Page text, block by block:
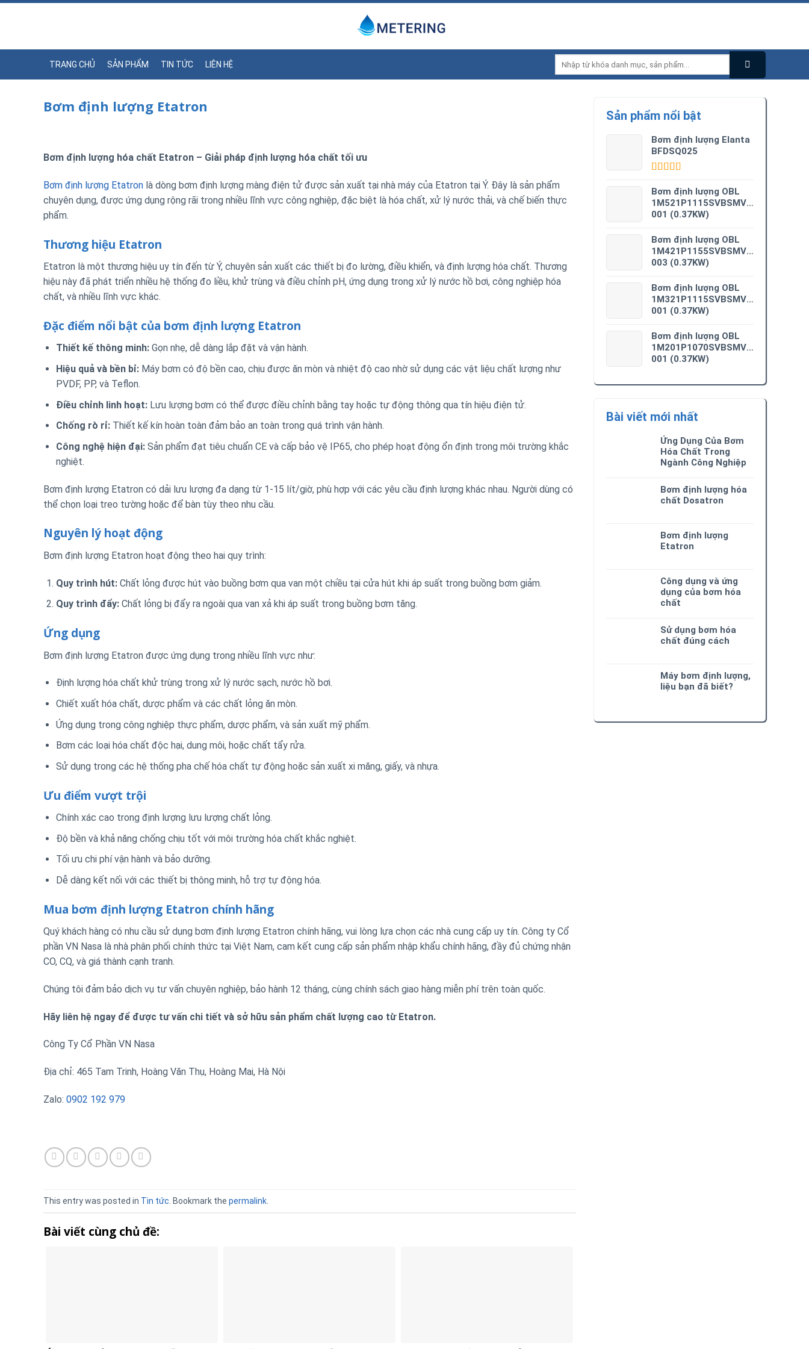
Skip
TRANG CHỦ SẢN PHẨM TIN TỨC LIÊN HỆ
kiếm:
Bơm định lượng Etatron
Bơm định lượng hóa chất Etatron – Giải pháp định lượng hóa chất tối ưu
Bơm định lượng Etatron là dòng bơm định lượng màng điện tử được sản xuất tại nhà máy của Etatron tại Ý. Đây là sản phẩm
chuyên dụng, được ứng dụng rộng rãi trong nhiều lĩnh vực công nghiệp, đặc biệt là hóa chất, xử lý nước thải, và chế biến thực
phẩm.
Thương hiệu Etatron
Etatron là một thương hiệu uy tín đến từ Ý, chuyên sản xuất các thiết bị đo lường, điều khiển, và định lượng hóa chất. Thương
hiệu này đã phát triển nhiều hệ thống đo liều, khử trùng và điều chỉnh pH, ứng dụng trong xử lý nước hồ bơi, công nghiệp hóa
chất, và nhiều lĩnh vực khác.
Đặc điểm nổi bật của bơm định lượng Etatron
Thiết kế thông minh:Gọn nhẹ, dễ dàng lắp đặt và vận hành.
Hiệu quả và bền bỉ:Máy bơm có độ bền cao, chịu được ăn mòn và nhiệt độ cao nhờ sử dụng các vật liệu chất lượng như
PVDF, PP, và Teflon.
Điều chỉnh linh hoạt:Lưu lượng bơm có thể được điều chỉnh bằng tay hoặc tự động thông qua tín hiệu điện tử.
Chống rò rỉ:Thiết kế kín hoàn toàn đảm bảo an toàn trong quá trình vận hành.
Công nghệ hiện đại:Sản phẩm đạt tiêu chuẩn CE và cấp bảo vệ IP65, cho phép hoạt động ổn định trong môi trường khắc
nghiệt.
Bơm định lượng Etatron có dải lưu lượng đa dạng từ 1-15 lít/giờ, phù hợp với các yêu cầu định lượng khác nhau. Người dùng có
thể chọn loại treo tường hoặc để bàn tùy theo nhu cầu.
Nguyên lý hoạt động
Bơm định lượng Etatron hoạt động theo hai quy trình:
Quy trình hút:Chất lỏng được hút vào buồng bơm qua van một chiều tại cửa hút khi áp suất trong buồng bơm giảm.
Quy trình đẩy:Chất lỏng bị đẩy ra ngoài qua van xả khi áp suất trong buồng bơm tăng.
Ứng dụng
Bơm định lượng Etatron được ứng dụng trong nhiều lĩnh vực như:
Định lượng hóa chất khử trùng trong xử lý nước sạch, nước hồ bơi.
Chiết xuất hóa chất, dược phẩm và các chất lỏng ăn mòn.
Ứng dụng trong công nghiệp thực phẩm, dược phẩm, và sản xuất mỹ phẩm.
Bơm các loại hóa chất độc hại, dung môi, hoặc chất tẩy rửa.
Sử dụng trong các hệ thống pha chế hóa chất tự động hoặc sản xuất xi măng, giấy, và nhựa.
Ưu điểm vượt trội
Chính xác cao trong định lượng lưu lượng chất lỏng.
Độ bền và khả năng chống chịu tốt với môi trường hóa chất khắc nghiệt.
Tối ưu chi phí vận hành và bảo dưỡng.
Dễ dàng kết nối với các thiết bị thông minh, hỗ trợ tự động hóa.
Mua bơm định lượng Etatron chính hãng
Quý khách hàng có nhu cầu sử dụng bơm định lượng Etatron chính hãng, vui lòng lựa chọn các nhà cung cấp uy tín. Công ty Cổ
phần VN Nasa là nhà phân phối chính thức tại Việt Nam, cam kết cung cấp sản phẩm nhập khẩu chính hãng, đầy đủ chứng nhận
CO, CQ, và giá thành cạnh tranh.
Chúng tôi đảm bảo dịch vụ tư vấn chuyên nghiệp, bảo hành 12 tháng, cùng chính sách giao hàng miễn phí trên toàn quốc.
Hãy liên hệ ngay để được tư vấn chi tiết và sở hữu sản phẩm chất lượng cao từ Etatron.
Công Ty Cổ Phần VN Nasa
Địa chỉ: 465 Tam Trinh, Hoàng Văn Thụ, Hoàng Mai, Hà Nội
Zalo: 0902 192 979
This entry was posted in Tin tức . Bookmark the permalink
Bài viết cùng chủ đề:
Sản phẩm nổi bật
Bơm định lượng Elanta
BFDSQ025
hạng 5.005
sao
Bơm định lượng OBL
1M521P1115SVBSMV0M3-
001 (0.37KW)
Bơm định lượng OBL
1M421P1155SVBSMV0M3-
003 (0.37KW)
Bơm định lượng OBL
1M321P1115SVBSMV0M3-
001 (0.37KW)
Bơm định lượng OBL
1M201P1070SVBSMV0M3-
001 (0.37KW)
Bài viết mới nhất
Ứng Dụng Của Bơm
Hóa Chất Trong
Ngành Công Nghiệp
Bơm định lượng hóa
chất Dosatron
Bơm định lượng
Etatron
Công dụng và ứng
dụng của bơm hóa
chất
Sử dụng bơm hóa
chất đúng cách
Máy bơm định lượng,
liệu bạn đã biết?